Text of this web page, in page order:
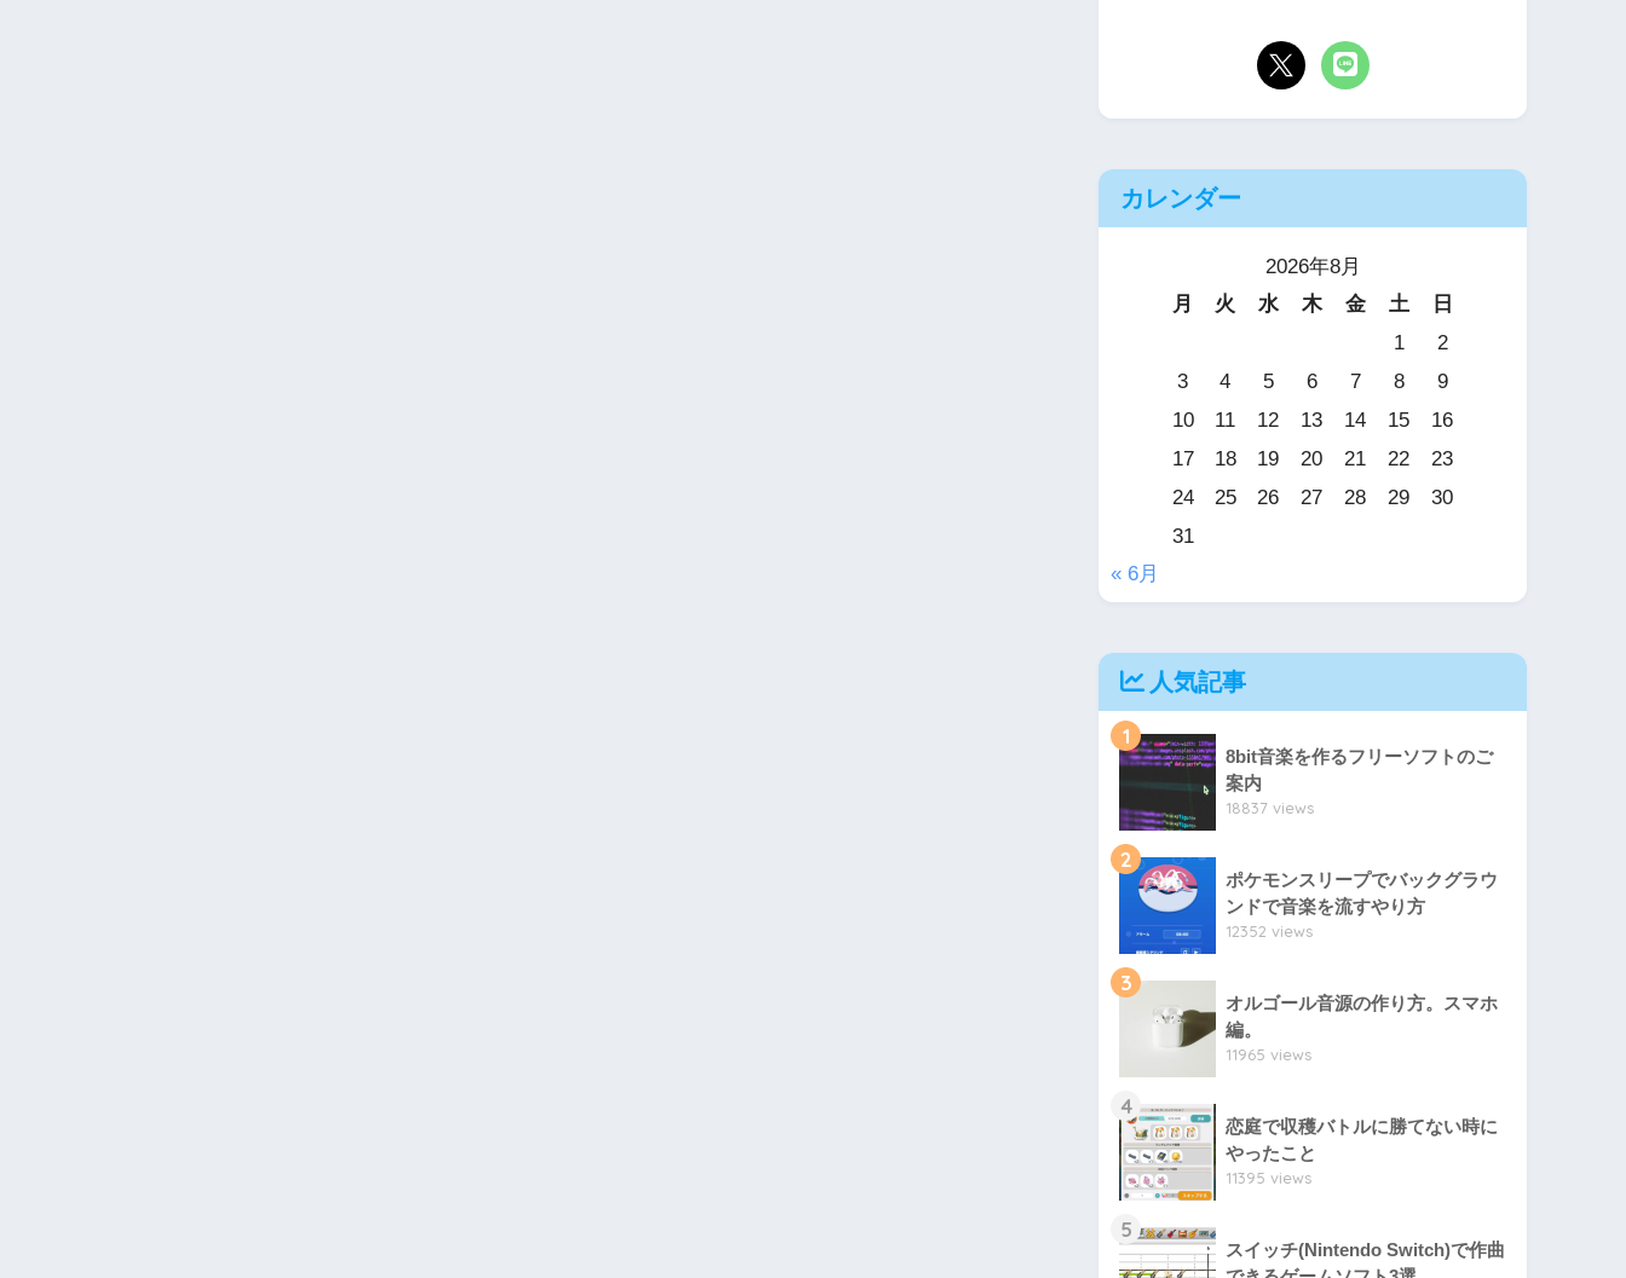
カレンダー
2026年8月
月
火 水 木 金 土
日
1
2
3
4 5 6 7 8
9
10
11 12 13 14 15
16
17
18 19 20 21 22
23
24
25 26 27 28 29
30
31
« 6月
人気記事
1
8bit音楽を作るフリーソフトのご
案内
18837 views
2
ポケモンスリープでバックグラウ
ンドで音楽を流すやり方
12352 views
3
オルゴール音源の作り方。スマホ
編。
11965 views
4
恋庭で収穫バトルに勝てない時に
やったこと
11395 views
5
スイッチ(Nintendo Switch)で作曲